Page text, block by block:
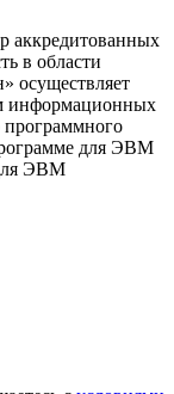
аккредитованных
в области
осуществляет
информационных
программного
для ЭВМ
ЭВМ